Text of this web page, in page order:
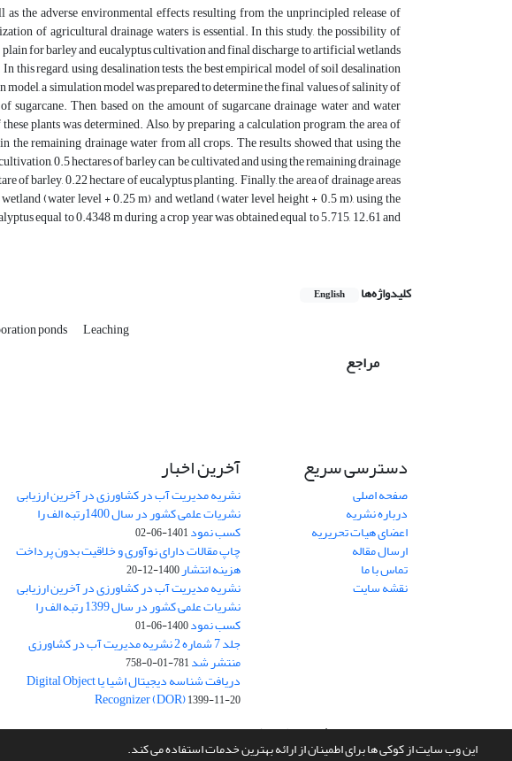
این وب سایت از کوکی ها برای اطمینان از ارائه بهترین خدمات استفاده می کند.
the adverse environmental effects resulting from the unprincipled release of
of agricultural drainage waters is essential. In this study, the possibility of
for barley and eucalyptus cultivation and final discharge to artificial wetlands
this regard, using desalination tests, the best empirical model of soil desalination
a simulation model was prepared to determine the final values of salinity of
Then, based on the amount of sugarcane drainage water and water
plants was determined. Also, by preparing a calculation program, the area of
remaining drainage water from all crops. The results showed that using the
0.5 hectares of barley can be cultivated and using the remaining drainage
of barley, 0.22 hectare of eucalyptus planting. Finally, the area of drainage areas
(water level + 0.25 m) and wetland (water level height + 0.5 m), using the
equal to 0.4348 m during a crop year was obtained equal to 5.715, 12.61 and
کلیدواژه‌ها English
ponds Leaching
مراجع
دسترسی سریع
صفحه اصلی
درباره نشریه
اعضای هیات تحریریه
ارسال مقاله
تماس با ما
نقشه سایت
آخرین اخبار
نشریه مدیریت آب در کشاورزی در آخرین ارزیابی
نشریات علمی کشور در سال 1400رتبه الف را
کسب نمود1401-06-02
چاپ مقالات دارای نوآوری و خلاقیت بدون پرداخت
هزینه انتشار1400-12-20
نشریه مدیریت آب در کشاورزی در آخرین ارزیابی
نشریات علمی کشور در سال 1399 رتبه الف را
کسب نمود1400-06-01
جلد 7 شماره 2 نشریه مدیریت آب در کشاورزی
منتشر شد781-01-0-758
دریافت شناسه دیجیتال اشیا یا Digital Object
Recognizer (DOR)1399-11-20
سامانه مدیریت نشریات علمی.طراحی و پیاده سازی ازسیناوب